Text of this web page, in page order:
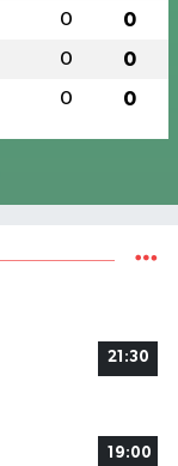
0 0
0 0
0 0
21:30
19:00